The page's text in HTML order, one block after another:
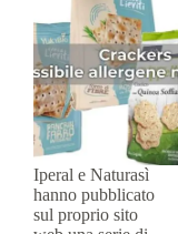
Iperal e Naturasì
hanno pubblicato
sul proprio sito